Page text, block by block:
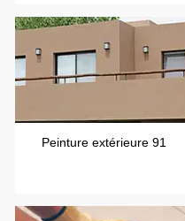
Peinture extérieure 91